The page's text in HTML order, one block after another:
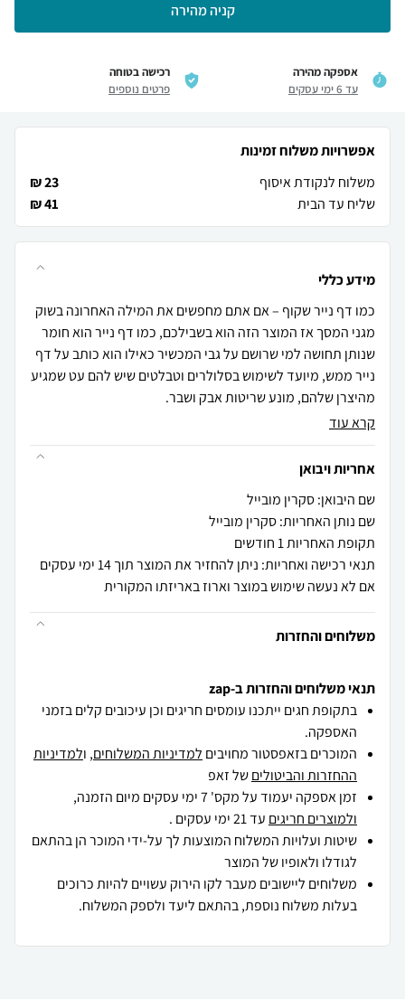
קניה מהירה
אספקה מהירה
עד 6 ימי עסקים
רכישה בטוחה
פרטים נוספים
אפשרויות משלוח זמינות
משלוח לנקודת איסוף
23 ₪
שליח עד הבית
41 ₪
מידע כללי
כמו דף נייר שקוף – אם אתם מחפשים את המילה האחרונה בשוק
מגני המסך אז המוצר הזה הוא בשבילכם, כמו דף נייר הוא חומר
שנותן תחושה למי שרושם על גבי המכשיר כאילו הוא כותב על דף
נייר ממש, מיועד לשימוש בסלולרים וטבלטים שיש להם עט שמגיע
מהיצרן שלהם, מונע שריטות אבק ושבר.
קרא עוד
אחריות ויבואן
שם היבואן: סקרין מובייל
שם נותן האחריות: סקרין מובייל
תקופת האחריות 1 חודשים
תנאי רכישה ואחריות: ניתן להחזיר את המוצר תוך 14 ימי עסקים
אם לא נעשה שימוש במוצר וארוז באריזתו המקורית
משלוחים והחזרות
תנאי משלוחים והחזרות ב-zap
בתקופת חגים ייתכנו עומסים חריגים וכן עיכובים קלים בזמני
האספקה.
המוכרים בזאפסטור מחויבים למדיניות המשלוחים, ולמדיניות
ההחזרות והביטוליםשל זאפ
זמן אספקה יעמוד על מקס' 7 ימי עסקים מיום הזמנה,
ולמוצרים חריגים עד 21 ימי עסקים .
שיטות ועלויות המשלוח המוצעות לך על-ידי המוכר הן בהתאם
לגודלו ולאופיו של המוצר
משלוחים ליישובים מעבר לקו הירוק עשויים להיות כרוכים
בעלות משלוח נוספת, בהתאם ליעד ולספק המשלוח.